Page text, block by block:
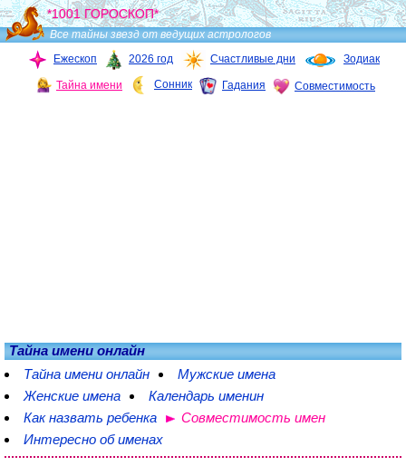
*1001 ГОРОСКОП*
Все тайны звезд от ведущих астрологов
Ежескоп
2026 год Счастливые дни Зодиак
Тайна имени Сонник Гадания Совместимость
Тайна имени онлайн
Тайна имени онлайн
Мужские имена
Женские имена
Календарь именин
Как назвать ребенка
Совместимость имен
Интересно об именах